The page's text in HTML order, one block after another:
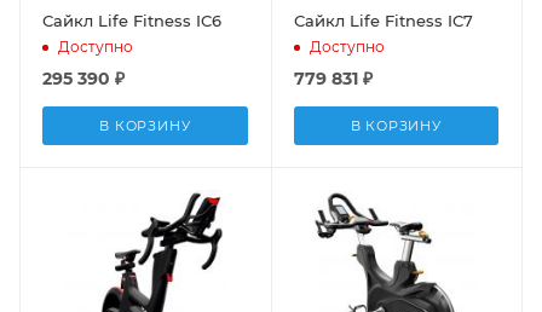
Сайкл Life Fitness IC6
Доступно
295 390 ₽
В КОРЗИНУ
Сайкл Life Fitness IC7
Доступно
779 831₽
В КОРЗИНУ